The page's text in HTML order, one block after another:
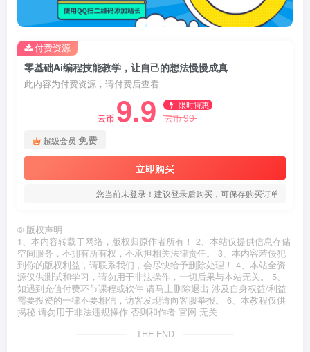
零基础Ai编程技能教学，让自己的想法慢慢成真
此内容为付费资源，请付费后查看
云币 9.9 限时特惠
云币99
超级会员 免费
立即购买
您当前未登录！建议登录后购买，可保存购买订单
付费资源
© 版权声明
1、本内容转载于网络，版权归原作者所有！ 2、本站仅提供信息存储
空间服务，不拥有所有权，不承担相关法律责任。 3、本内容若侵犯
到你的版权利益，请联系我们，会尽快给予删除处理！ 4、本站全资
源仅供测试和学习，请勿用于非法操作，一切后果与本站无关。 5、
如遇到充值付费环节课程或软件 请马上删除退出 涉及自身权益/利益
需要投资的一律不要相信，访客发现请向客服举报。 6、本教程仅供
揭秘 请勿用于非法违规操作 否则和作者 官网 无关
THE END